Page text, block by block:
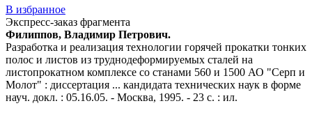
В избранное
Экспресс-заказ фрагмента
Филиппов, Владимир Петрович.
Разработка и реализация технологии горячей прокатки тонких
полос и листов из труднодеформируемых сталей на
листопрокатном комплексе со станами 560 и 1500 АО "Серп и
Молот" : диссертация ... кандидата технических наук в форме
науч. докл. : 05.16.05. - Москва, 1995. - 23 с. : ил.